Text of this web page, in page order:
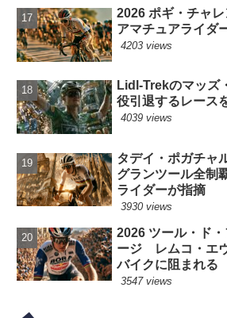
2026 ポギ・チャ
アマチュアライダ
4203 views
Lidl-Trekのマッズ
役引退するレース
4039 views
タデイ・ポガチャ
グランツール全制
ライダーが指摘
3930 views
2026 ツール・ド
ージ レムコ・エ
バイクに阻まれる
3547 views